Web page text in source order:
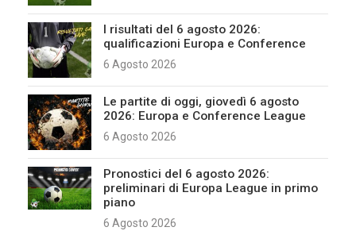
I risultati del 6 agosto 2026:
qualificazioni Europa e Conference
6 Agosto 2026
Le partite di oggi, giovedì 6 agosto
2026: Europa e Conference League
6 Agosto 2026
Pronostici del 6 agosto 2026:
preliminari di Europa League in primo
piano
6 Agosto 2026